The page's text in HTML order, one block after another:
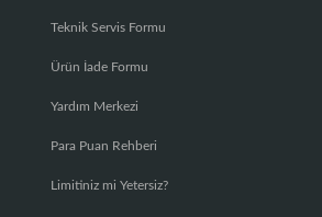
Teknik Servis Formu
Ürün İade Formu
Yardım Merkezi
Para Puan Rehberi
Limitiniz mi Yetersiz?